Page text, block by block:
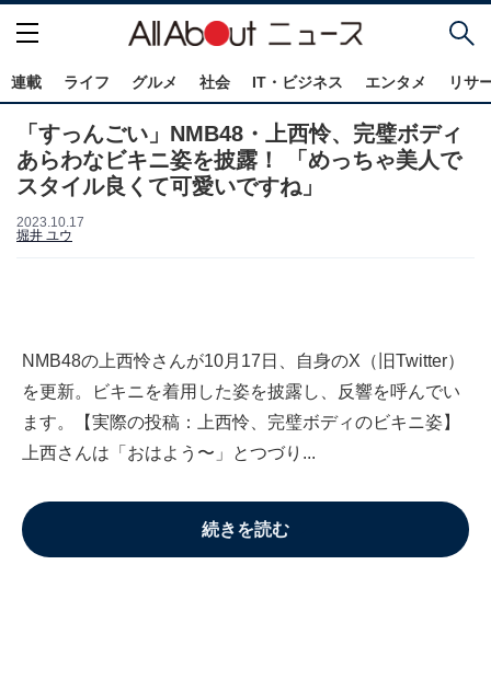
連載 ライフ グルメ 社会 IT・ビジネス エンタメ リサ
「すっんごい」NMB48・上西怜、完璧ボディ
あらわなビキニ姿を披露！ 「めっちゃ美人で
スタイル良くて可愛いですね」
2023.10.17
堀井 ユウ
NMB48の上西怜さんが10月17日、自身のX（旧Twitter）
を更新。ビキニを着用した姿を披露し、反響を呼んでい
ます。【実際の投稿：上西怜、完璧ボディのビキニ姿】
上西さんは「おはよう〜」とつづり...
続きを読む